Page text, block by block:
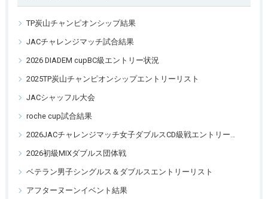
TP炭山チャンピオンシップ結果
JACチャレンジマッチ試合結果
2026 DIADEM cupBC級エントリー状況
2025TP炭山チャンピオンシップエントリーリスト
JACシャッフル大会
roche cup試合結果
2026JACチャレンジマッチ女子ダブルスCD級戦エントリーリスト
2026初級MIXダブルス団体戦
ベテラン男子シングルス＆ダブルスエントリーリスト
アフターヌーンイベント結果